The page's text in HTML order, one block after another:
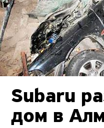
Subaru
дом в